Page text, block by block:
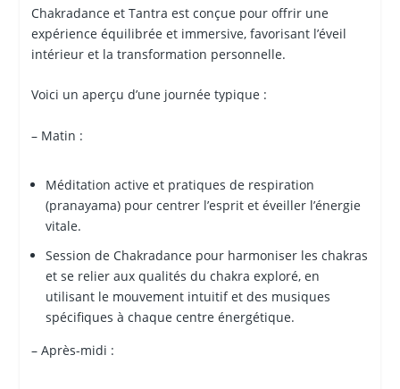
Chakradance et Tantra est conçue pour offrir une
expérience équilibrée et immersive, favorisant l’éveil
intérieur et la transformation personnelle.
Voici un aperçu d’une journée typique :
– Matin :
Méditation active et pratiques de respiration
(pranayama) pour centrer l’esprit et éveiller l’énergie
vitale.
Session de Chakradance pour harmoniser les chakras
et se relier aux qualités du chakra exploré, en
utilisant le mouvement intuitif et des musiques
spécifiques à chaque centre énergétique.
– Après-midi :